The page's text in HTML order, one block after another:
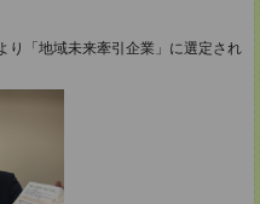
「地域未来牽引企業」に選定され